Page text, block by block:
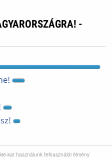
kat használunk felhasználói élmény
-